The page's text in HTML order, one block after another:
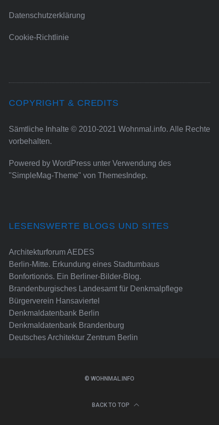
Datenschutzerklärung
Cookie-Richtlinie
COPYRIGHT & CREDITS
Sämtliche Inhalte © 2010-2021 Wohnmal.info. Alle Rechte
vorbehalten.
Powered by WordPressunter Verwendung des
"SimpleMag-Theme" von ThemesIndep.
LESENSWERTE BLOGS UND SITES
Architekturforum AEDES
Berlin-Mitte. Erkundung eines Stadtumbaus
Bonfortionös. Ein Berliner-Bilder-Blog.
Brandenburgisches Landesamt für Denkmalpflege
Bürgerverein Hansaviertel
Denkmaldatenbank Berlin
Denkmaldatenbank Brandenburg
Deutsches Architektur Zentrum Berlin
© WOHNMAL.INFO
BACK TO TOP